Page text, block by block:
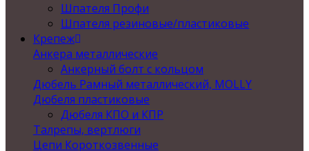
Шпателя Профи
Шпателя резиновые/пластиковые
Крепеж
Анкера металлические
Анкерный болт с кольцом
Дюбель Рамный металлический, MOLLY
Дюбеля пластиковые
Дюбеля КПО и КПР
Талрепы, вертлюги
Цепи Короткозвенные